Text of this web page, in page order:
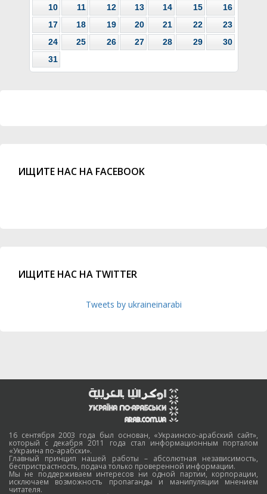
10
11 12 13 14 15
16
17
18 19 20 21 22
23
24
25 26 27 28 29
30
31
ИЩИТЕ НАС НА FACEBOOK
ИЩИТЕ НАС НА TWITTER
Tweets by ukraineinarabi
16 сентября 2003 года был основан, «Украинско-арабский сайт»,
который с декабря 2011 года стал информационным порталом
«Украина по-арабски».
Главный принцип нашей работы – абсолютная независимость,
беспристрастность, подача только проверенной информации.
Мы не поддерживаем интересов ни одной партии, корпорации,
исключаем возможность пропаганды и манипуляции мнением
читателя.